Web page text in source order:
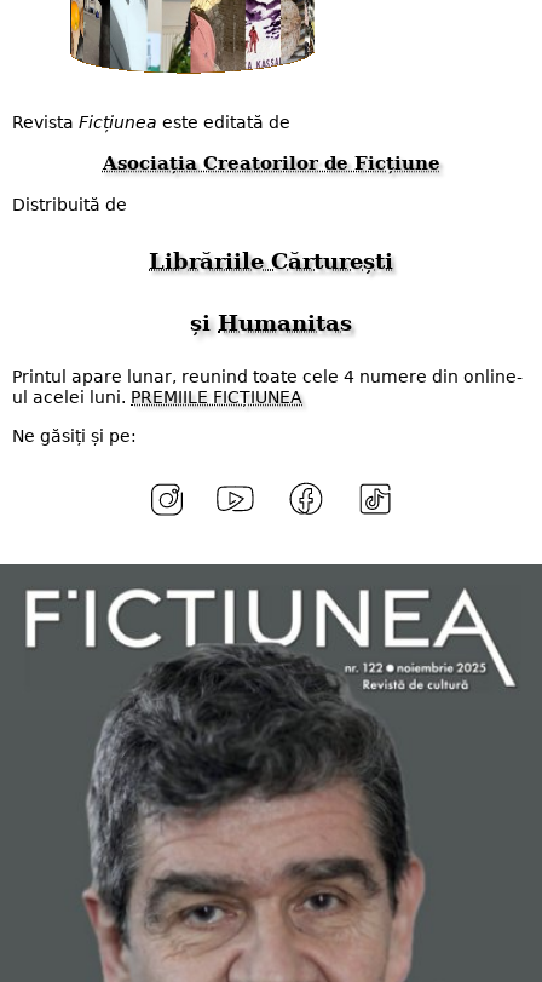
Revista Ficțiunea este editată de
Asociația Creatorilor de Ficțiune
Distribuită de
Librăriile Cărturești
șiHumanitas
Printul apare lunar, reunind toate cele 4 numere din online-
ul acelei luni. PREMIILE FICȚIUNEA
Ne găsiți și pe: